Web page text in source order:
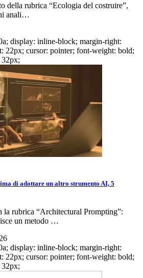
della rubrica “Ecologia del costruire”,
anali…
display: inline-block; margin-right:
22px; cursor: pointer; font-weight: bold;
di adottare un altro strumento AI, 5
la rubrica “Architectural Prompting”:
un metodo …
display: inline-block; margin-right:
22px; cursor: pointer; font-weight: bold;